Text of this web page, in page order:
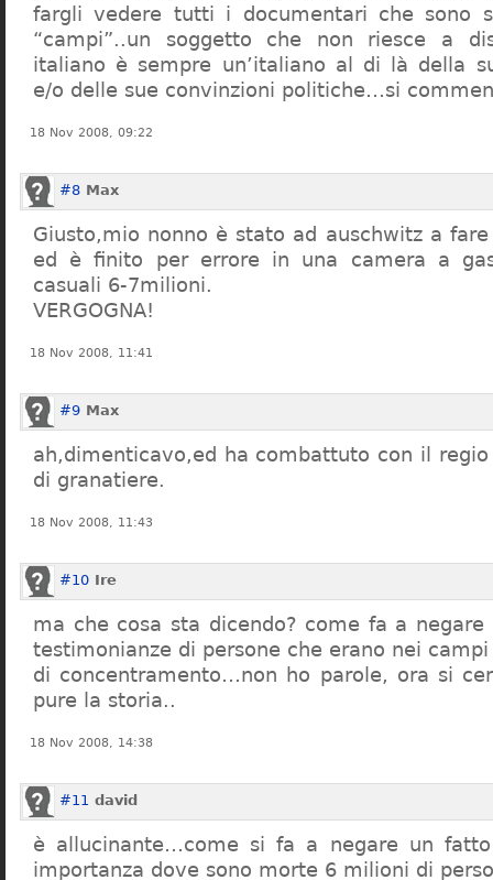
fargli vedere tutti i documentari che sono
“campi”..un soggetto che non riesce a
italiano è sempre un’italiano al di là della
e/o delle sue convinzioni politiche…si
18 Nov 2008, 09:22
#8 Max
Giusto,mio nonno è stato ad auschwitz a
ed è finito per errore in una camera a
casuali 6-7milioni.
VERGOGNA!
18 Nov 2008, 11:41
#9 Max
ah,dimenticavo,ed ha combattuto con il
di granatiere.
18 Nov 2008, 11:43
#10 Ire
ma che cosa sta dicendo? come fa a
testimonianze di persone che erano nei campi
di concentramento…non ho parole, ora si
pure la storia..
18 Nov 2008, 14:38
#11 david
è allucinante…come si fa a negare un
importanza dove sono morte 6 milioni di